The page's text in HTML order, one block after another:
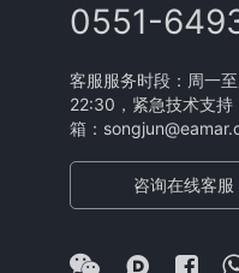
0551-
客服服务时段：周一
22:30，紧急技术支
箱：
咨询在线客服